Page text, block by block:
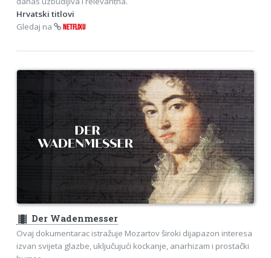
Hrvatski titlovi
Gledaj na
NETFLIXU
theaters Der Wadenmesser
Ovaj dokumentarac istražuje Mozartov široki dijapazon interesa
izvan svijeta glazbe, uključujući kockanje, anarhizam i prostački